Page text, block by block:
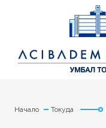
Начало Токуда